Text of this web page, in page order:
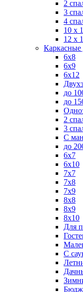
2
3
4
10 x
12 x
Каркасные
6х8
6х9
6х12
до
до
2
3
С
до
6х7
6х10
7х7
7х8
7х9
8х8
8х9
8х10
Для
С